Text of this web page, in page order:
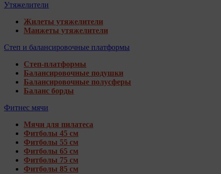
Утяжелители
Жилеты утяжелители
Манжеты утяжелители
Степ и балансировочные платформы
Степ-платформы
Балансировочные подушки
Балансировочные полусферы
Баланс борды
Фитнес мячи
Мячи для пилатеса
Фитболы 45 см
Фитболы 55 см
Фитболы 65 см
Фитболы 75 см
Фитболы 85 см